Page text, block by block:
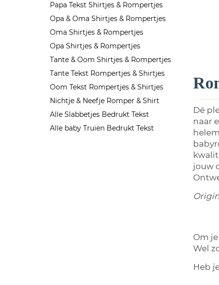
Dé
naar
jouw
Om
Wel
Heb
Papa Tekst Shirtjes & Rompertjes
Opa & Oma Shirtjes & Rompertjes
Oma Shirtjes & Rompertjes
Opa Shirtjes & Rompertjes
Tante & Oom Shirtjes & Rompertjes
Tante Tekst Rompertjes & Shirtjes
Oom Tekst Rompertjes & Shirtjes
Nichtje & Neefje Romper & Shirt
Alle Slabbetjes Bedrukt Tekst
Alle baby Truien Bedrukt Tekst